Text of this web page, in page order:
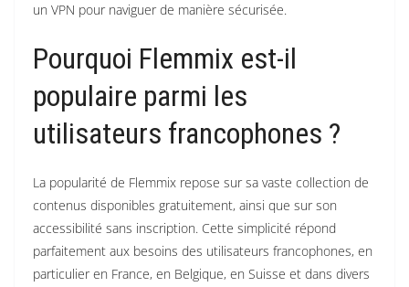
un VPN pour naviguer de manière sécurisée.
Pourquoi Flemmix est-il
populaire parmi les
utilisateurs francophones ?
La popularité de Flemmix repose sur sa vaste collection de
contenus disponibles gratuitement, ainsi que sur son
accessibilité sans inscription. Cette simplicité répond
parfaitement aux besoins des utilisateurs francophones, en
particulier en France, en Belgique, en Suisse et dans divers